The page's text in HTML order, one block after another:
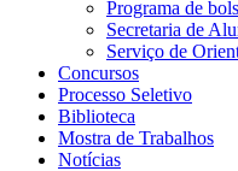
Programa de
Secretaria de
Serviço de
Concursos
Processo Seletivo
Biblioteca
Mostra de Trabalhos
Notícias